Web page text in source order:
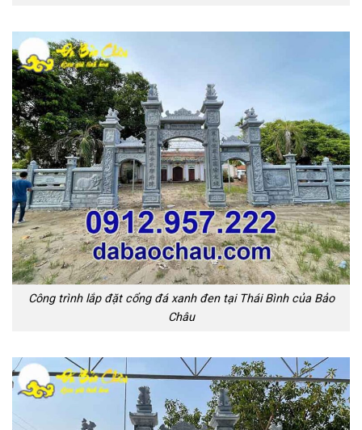
Công trình lắp đặt cổng đá xanh đen tại Thái Bình của Bảo
Châu